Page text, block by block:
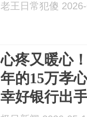
老王日常犯傻
心疼又暖心
年的15万孝
幸好银行出